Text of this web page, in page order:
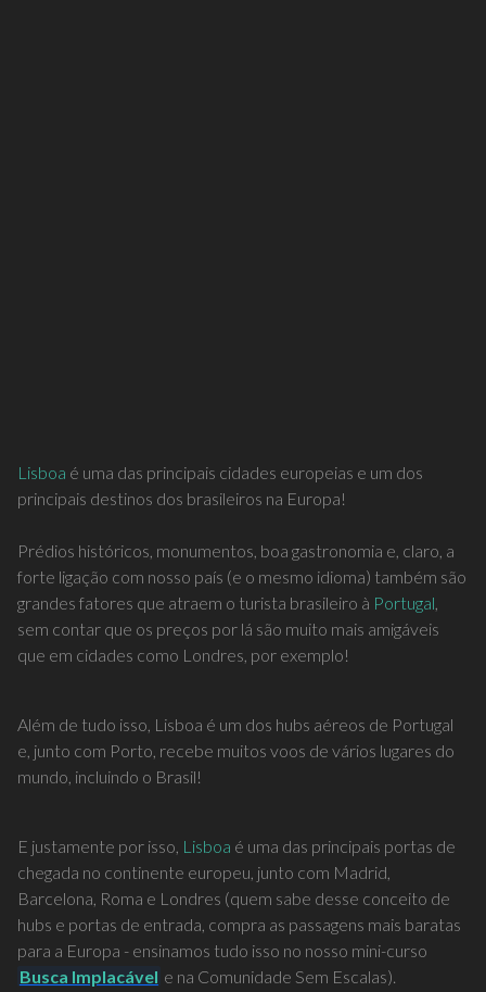
Lisboa é uma das principais cidades europeias e um dos
principais destinos dos brasileiros na Europa!
Prédios históricos, monumentos, boa gastronomia e, claro, a
forte ligação com nosso país (e o mesmo idioma) também são
grandes fatores que atraem o turista brasileiro à Portugal,
sem contar que os preços por lá são muito mais amigáveis
que em cidades como Londres, por exemplo!
Além de tudo isso, Lisboa é um dos hubs aéreos de Portugal
e, junto com Porto, recebe muitos voos de vários lugares do
mundo, incluindo o Brasil!
E justamente por isso, Lisboa é uma das principais portas de
chegada no continente europeu, junto com Madrid,
Barcelona, Roma e Londres (quem sabe desse conceito de
hubs e portas de entrada, compra as passagens mais baratas
para a Europa - ensinamos tudo isso no nosso mini-curso
Busca Implacável e na Comunidade Sem Escalas).